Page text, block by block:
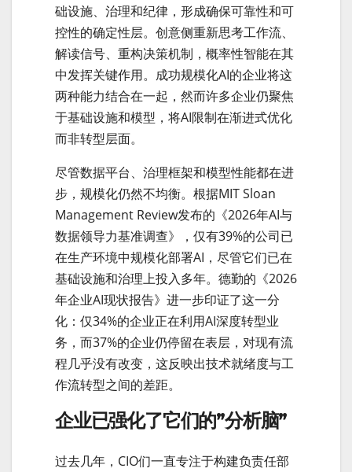
础设施、治理和纪律，形成确保可靠性和可
控性的确定性层。创意侧重新思考工作流、
解读信号、重构决策机制，概率性智能在其
中发挥关键作用。成功规模化AI的企业将这
两种能力结合在一起，然而许多企业仍聚焦
于基础设施和模型，将AI限制在渐进式优化
而非转型层面。
尽管数据平台、治理框架和模型性能都在进
步，规模化仍然不均衡。根据MIT Sloan
Management Review发布的《2026年AI与
数据领导力基准调查》，仅有39%的公司已
在生产环境中规模化部署AI，尽管它们已在
基础设施和治理上投入多年。德勤的《2026
年企业AI现状报告》进一步印证了这一分
化：仅34%的企业正在利用AI深度转型业
务，而37%的企业仍停留在表层，对现有流
程几乎没有改变，这反映出技术就绪度与工
作流转型之间的差距。
企业已强化了它们的”分析脑”
过去几年，CIO们一直专注于构建负责任部